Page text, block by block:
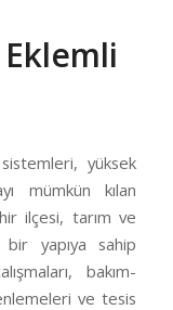
sistemleri, yüksek
mümkün kılan
ilçesi, tarım ve
yapıya sahip
bakım-
ve tesis